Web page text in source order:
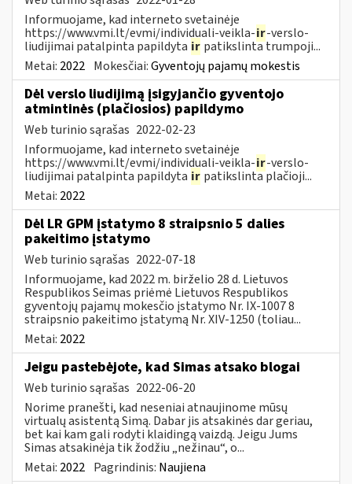
Informuojame, kad interneto svetainėje
https://www.vmi.lt/evmi/individuali-veikla-ir-verslo-
liudijimai patalpinta papildyta ir patikslinta trumpoji...
Metai: 2022 Mokesčiai:Gyventojų pajamų mokestis
Dėl verslo liudijimą įsigyjančio gyventojo
atmintinės (plačiosios) papildymo
Web turinio sąrašas 2022-02-23
Informuojame, kad interneto svetainėje
https://www.vmi.lt/evmi/individuali-veikla-ir-verslo-
liudijimai patalpinta papildyta ir patikslinta plačioji...
Metai: 2022
Dėl LR GPM įstatymo 8 straipsnio 5 dalies
pakeitimo įstatymo
Web turinio sąrašas 2022-07-18
Informuojame, kad 2022 m. birželio 28 d. Lietuvos
Respublikos Seimas priėmė Lietuvos Respublikos
gyventojų pajamų mokesčio įstatymo Nr. IX-1007 8
straipsnio pakeitimo įstatymą Nr. XIV-1250 (toliau...
Metai: 2022
Jeigu pastebėjote, kad Simas atsako blogai
Web turinio sąrašas 2022-06-20
Norime pranešti, kad neseniai atnaujinome mūsų
virtualų asistentą Simą. Dabar jis atsakinės dar geriau,
bet kai kam gali rodyti klaidingą vaizdą. Jeigu Jums
Simas atsakinėja tik žodžiu „nežinau“, o...
Metai: 2022 Pagrindinis: Naujiena